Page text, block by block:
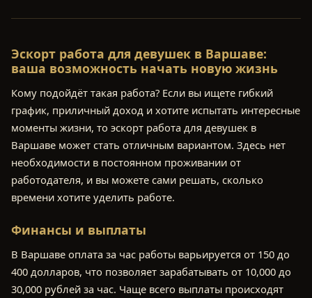
Эскорт работа для девушек в Варшаве:
ваша возможность начать новую жизнь
Кому подойдёт такая работа? Если вы ищете гибкий
график, приличный доход и хотите испытать интересные
моменты жизни, то эскорт работа для девушек в
Варшаве может стать отличным вариантом. Здесь нет
необходимости в постоянном проживании от
работодателя, и вы можете сами решать, сколько
времени хотите уделить работе.
Финансы и выплаты
В Варшаве оплата за час работы варьируется от 150 до
400 долларов, что позволяет зарабатывать от 10,000 до
30,000 рублей за час. Чаще всего выплаты происходят